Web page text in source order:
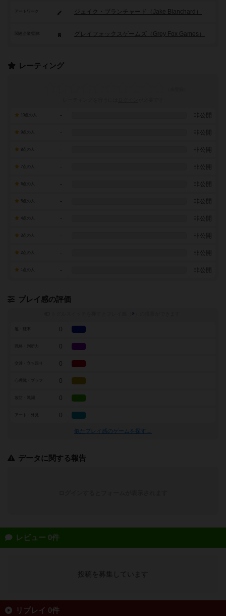
アートワーク ジェイク・ブランチャード（Jake Blanchard）
グレイフォックスゲームズ（Grey Fox Games）
レーティング
- 非公開
- 非公開
- 非公開
7点の人 - 非公開
- 非公開
- 非公開
- 非公開
- 非公開
- 非公開
- 非公開
プレイ感の評価
※
0
戦略・判断力 0
0
0
0
アート・外見 0
似たプレイ感のゲームを探す→
データに関する報告
レビュー 0件
投稿を募集しています
リプレイ 0件